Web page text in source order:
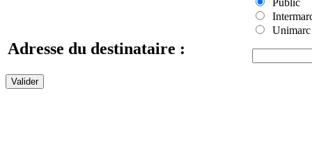
Unimarc
Adresse du destinataire :